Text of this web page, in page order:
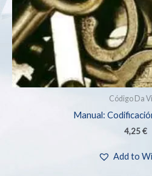
Código Da
Manual:
4,25€
Add to